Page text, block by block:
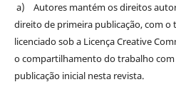
a) Autores mantém os direitos
direito de primeira publicação, com
licenciado sob a Licença Creative
o compartilhamento do trabalho
publicação inicial nesta revista.